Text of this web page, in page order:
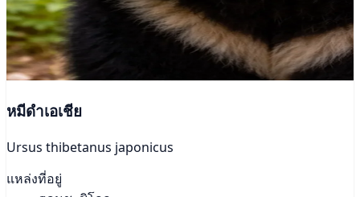
หมีดำเอเชีย
Ursus thibetanus japonicus
แหล่งที่อยู่